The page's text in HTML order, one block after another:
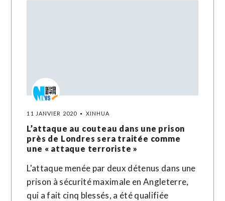
11 JANVIER 2020 XINHUA
L’attaque au couteau dans une prison
près de Londres sera traitée comme
une « attaque terroriste »
L'attaque menée par deux détenus dans une
prison à sécurité maximale en Angleterre,
qui a fait cinq blessés, a été qualifiée